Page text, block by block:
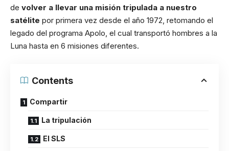
de volver a llevar una misión tripulada a nuestro
satélite por primera vez desde el año 1972, retomando el
legado del programa Apolo, el cual transportó hombres a la
Luna hasta en 6 misiones diferentes.
Contents
Compartir
La tripulación
El SLS